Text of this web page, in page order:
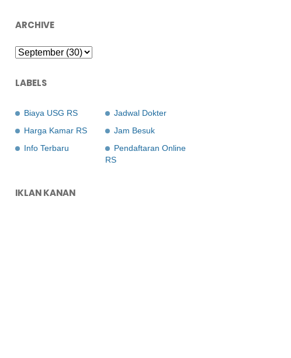
ARCHIVE
LABELS
Biaya USG RS
Harga Kamar RS
Info Terbaru
Jadwal Dokter
Jam Besuk
Pendaftaran Online
RS
IKLAN KANAN